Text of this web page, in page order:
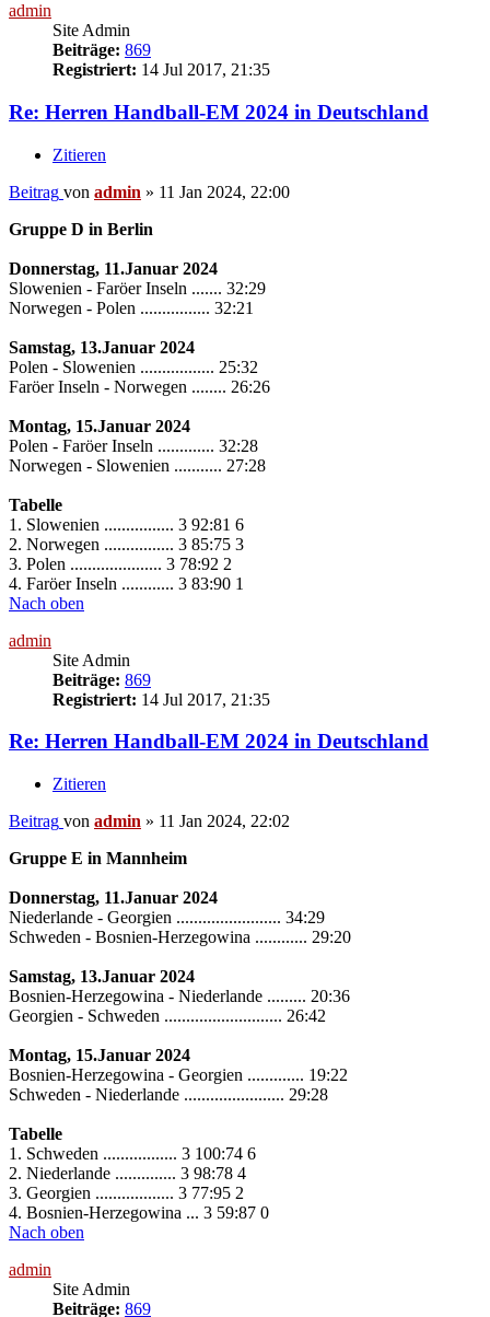
admin
Site Admin
Beiträge: 869
Registriert: 14 Jul 2017, 21:35
Re: Herren Handball-EM 2024 in Deutschland
Zitieren
Beitrag von admin » 11 Jan 2024, 22:00
Gruppe D in Berlin
Donnerstag, 11.Januar 2024
Slowenien - Faröer Inseln ....... 32:29
Norwegen - Polen ................ 32:21
Samstag, 13.Januar 2024
Polen - Slowenien ................. 25:32
Faröer Inseln - Norwegen ........ 26:26
Montag, 15.Januar 2024
Polen - Faröer Inseln ............. 32:28
Norwegen - Slowenien ........... 27:28
Tabelle
1. Slowenien ................ 3 92:81 6
2. Norwegen ................ 3 85:75 3
3. Polen ..................... 3 78:92 2
4. Faröer Inseln ............ 3 83:90 1
Nach oben
admin
Site Admin
Beiträge: 869
Registriert: 14 Jul 2017, 21:35
Re: Herren Handball-EM 2024 in Deutschland
Zitieren
Beitrag von admin » 11 Jan 2024, 22:02
Gruppe E in Mannheim
Donnerstag, 11.Januar 2024
Niederlande - Georgien ........................ 34:29
Schweden - Bosnien-Herzegowina ............ 29:20
Samstag, 13.Januar 2024
Bosnien-Herzegowina - Niederlande ......... 20:36
Georgien - Schweden ........................... 26:42
Montag, 15.Januar 2024
Bosnien-Herzegowina - Georgien ............. 19:22
Schweden - Niederlande ....................... 29:28
Tabelle
1. Schweden ................. 3 100:74 6
2. Niederlande .............. 3 98:78 4
3. Georgien .................. 3 77:95 2
4. Bosnien-Herzegowina ... 3 59:87 0
Nach oben
admin
Site Admin
Beiträge: 869